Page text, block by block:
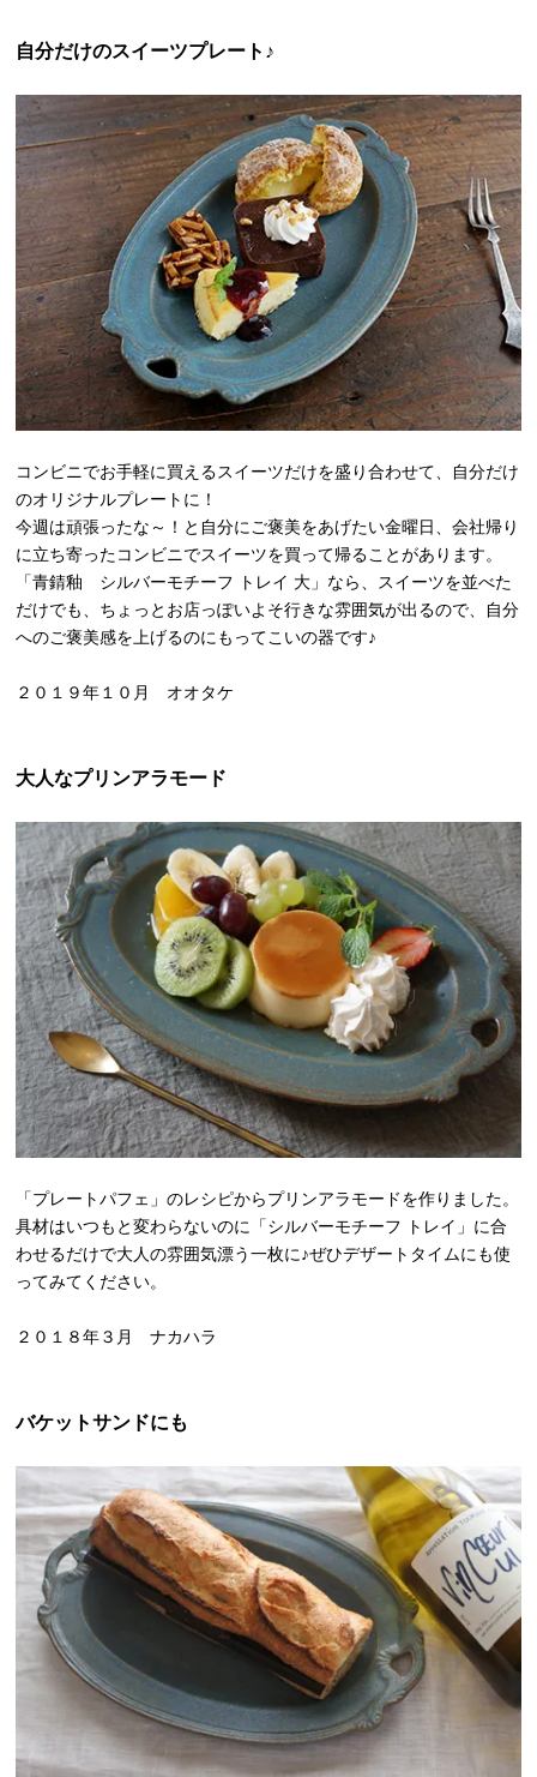
自分だけのスイーツプレート♪
コンビニでお手軽に買えるスイーツだけを盛り合わせて、自分だけ
のオリジナルプレートに！
今週は頑張ったな～！と自分にご褒美をあげたい金曜日、会社帰り
に立ち寄ったコンビニでスイーツを買って帰ることがあります。
「青錆釉 シルバーモチーフ トレイ 大」なら、スイーツを並べた
だけでも、ちょっとお店っぽいよそ行きな雰囲気が出るので、自分
へのご褒美感を上げるのにもってこいの器です♪
２０１９年１０月 オオタケ
大人なプリンアラモード
「プレートパフェ」のレシピからプリンアラモードを作りました。
具材はいつもと変わらないのに「シルバーモチーフ トレイ」に合
わせるだけで大人の雰囲気漂う一枚に♪ぜひデザートタイムにも使
ってみてください。
２０１８年３月 ナカハラ
バケットサンドにも